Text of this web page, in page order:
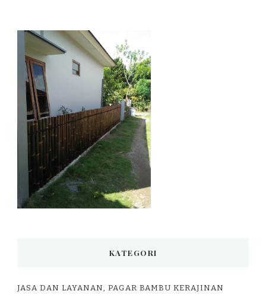
KATEGORI
JASA DAN LAYANAN, PAGAR BAMBU KERAJINAN